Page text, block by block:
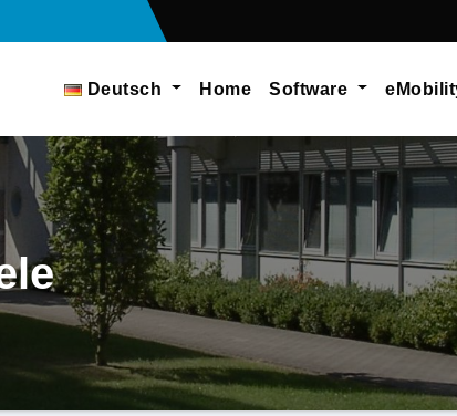
Deutsch Home Software